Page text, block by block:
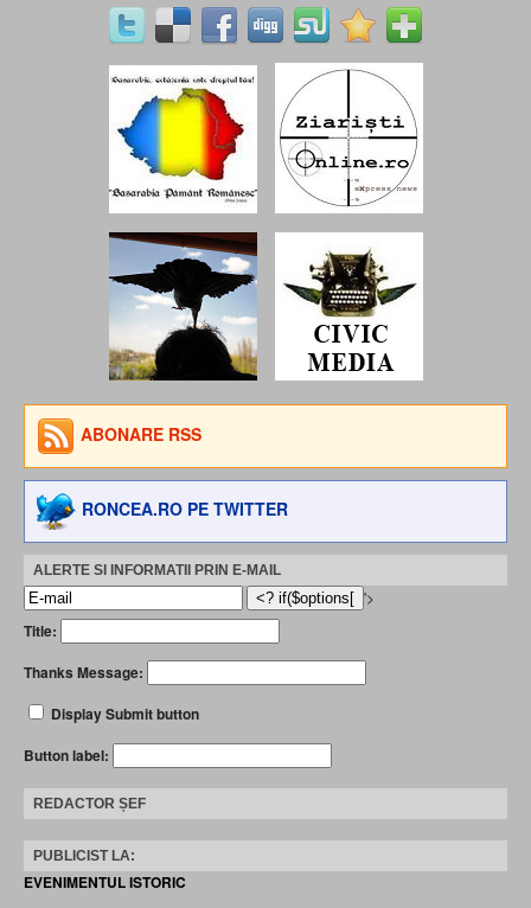
ABONARE RSS
RONCEA.RO PE TWITTER
ALERTE SI INFORMATII PRIN E-MAIL
'>
Title:
Thanks Message:
Display Submit button
Button label:
REDACTOR ȘEF
PUBLICIST LA:
EVENIMENTUL ISTORIC